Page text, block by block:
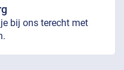
bij ons terecht met